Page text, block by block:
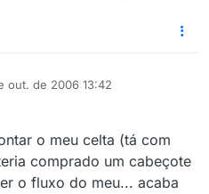
out. de 2006 13:42
o meu celta (tá com
comprado um cabeçote
o fluxo do meu... acaba